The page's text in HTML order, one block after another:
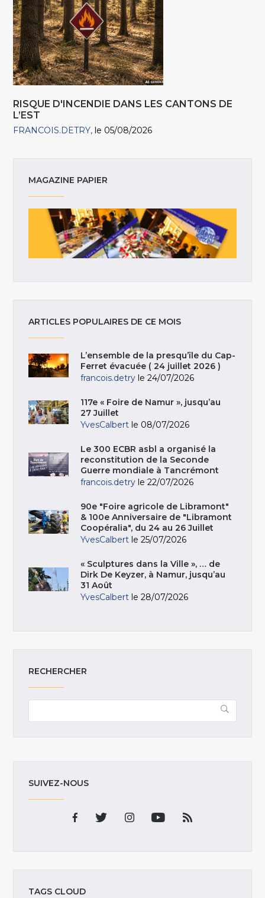
RISQUE D'INCENDIE DANS LES CANTONS DE
L’EST
FRANCOIS.DETRY le 05/08/2026
MAGAZINE PAPIER
ARTICLES POPULAIRES DE CE MOIS
L’ensemble de la presqu’île du Cap-
Ferret évacuée ( 24 juillet 2026 )
francois.detry le 24/07/2026
117e « Foire de Namur », jusqu’au
27 Juillet
YvesCalbert le 08/07/2026
Le 300 ECBR asbl a organisé la
reconstitution de la Seconde
Guerre mondiale à Tancrémont
francois.detry le 22/07/2026
90e "Foire agricole de Libramont"
& 100e Anniversaire de "Libramont
Coopéralia", du 24 au 26 Juillet
YvesCalbert le 25/07/2026
« Sculptures dans la Ville », … de
Dirk De Keyzer, à Namur, jusqu’au
31 Août
YvesCalbert le 28/07/2026
RECHERCHER
SUIVEZ-NOUS
TAGS CLOUD